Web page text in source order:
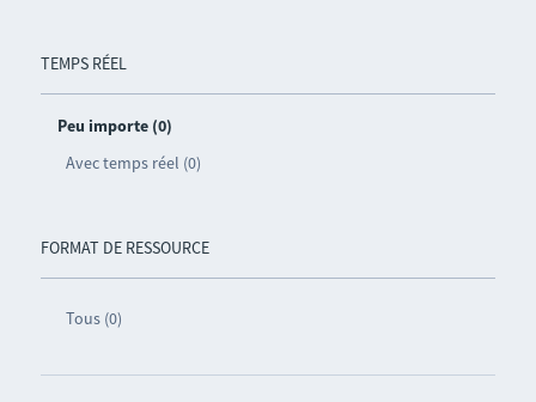
TEMPS RÉEL
Peu importe (0)
Avec temps réel (0)
FORMAT DE RESSOURCE
Tous (0)